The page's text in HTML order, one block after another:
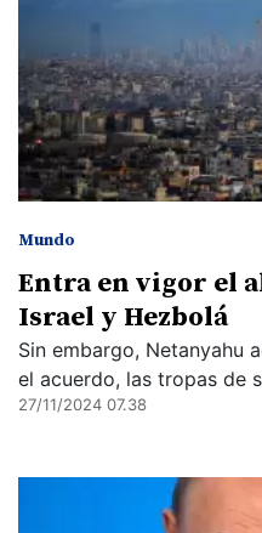
Mundo
Entra en vigor el
Israel y Hezbolá
Sin embargo, Netanyahu
el acuerdo, las tropas de
27/11/2024 07.38